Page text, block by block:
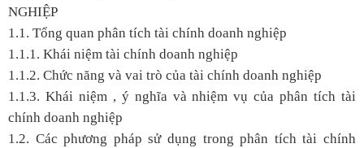
NGHIỆP
1.1. Tổng quan phân tích tài chính doanh nghiệp
1.1.1. Khái niệm tài chính doanh nghiệp
1.1.2. Chức năng và vai trò của tài chính doanh nghiệp
1.1.3. Khái niệm , ý nghĩa và nhiệm vụ của phân tích tài
chính doanh nghiệp
1.2. Các phương pháp sử dụng trong phân tích tài chính